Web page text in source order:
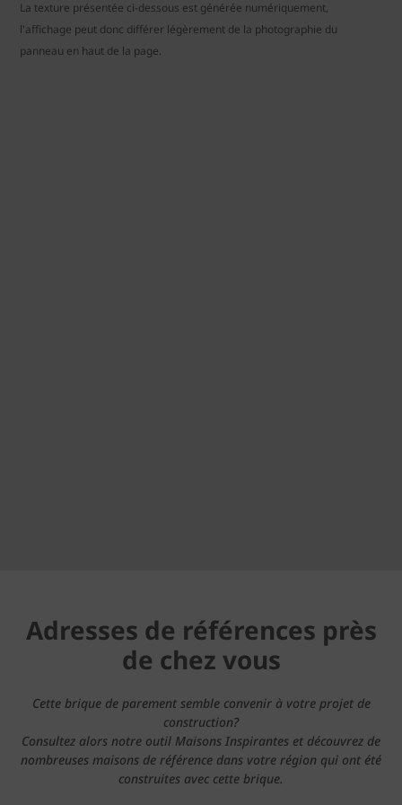
La texture présentée ci-dessous est générée numériquement,
l'affichage peut donc différer légèrement de la photographie du
panneau en haut de la page.
Adresses de références près
de chez vous
Cette brique de parement semble convenir à votre projet de
construction?
Consultez alors notre outil Maisons Inspirantes et découvrez de
nombreuses maisons de référence dans votre région qui ont été
construites avec cette brique.